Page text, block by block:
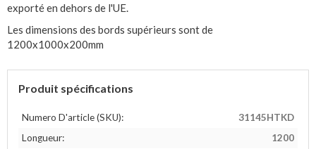
exporté en dehors de l'UE.
Les dimensions des bords supérieurs sont de
1200x1000x200mm
Produit spécifications
Numero D'article (SKU):
31145HTKD
Longueur:
1200